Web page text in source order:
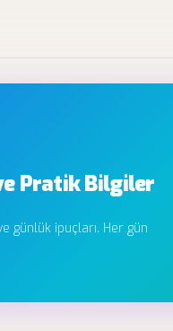
Pratik Bilgiler
günlük ipuçları. Her gün